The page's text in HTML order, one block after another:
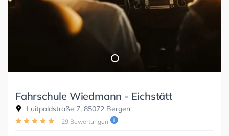
Fahrschule Wiedmann - Eichstätt
Luitpoldstraße 7, 85072 Bergen
29 Bewertungen